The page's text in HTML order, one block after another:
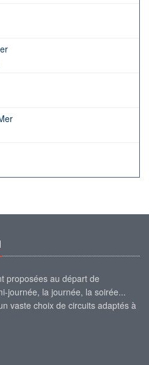
proposées au départ de
journée, la journée, la soirée...
vaste choix de circuits adaptés à